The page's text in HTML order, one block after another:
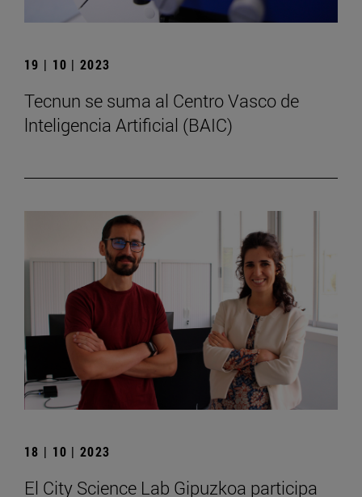
19 | 10 | 2023
Tecnun se suma al Centro Vasco de
lnteligencia Artificial (BAIC)
18 | 10 | 2023
El City Science Lab Gipuzkoa participa